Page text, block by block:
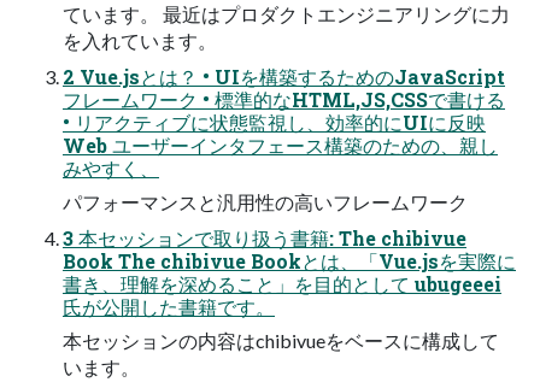
ています。 最近はプロダクトエンジニアリングに力
を入れています。
2 Vue.jsとは？ • UIを構築するためのJavaScript
フレームワーク • 標準的なHTML,JS,CSSで書ける
• リアクティブに状態監視し、効率的にUIに反映
Web ユーザーインタフェース構築のための、親し
みやすく、
パフォーマンスと汎用性の高いフレームワーク
3 本セッションで取り扱う書籍: The chibivue
Book The chibivue Bookとは、「Vue.jsを実際に
書き、理解を深めること」を目的として ubugeeei
氏が公開した書籍です。
本セッションの内容はchibivueをベースに構成して
います。